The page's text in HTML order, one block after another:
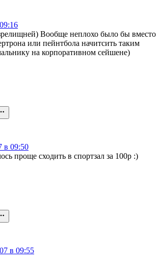
Вообще неплохо было бы вместо
или пейнтбола начитсить таким
на корпоративном сейшене)
в 09:50
проще сходить в спортзал за 100р :)
в 09:55